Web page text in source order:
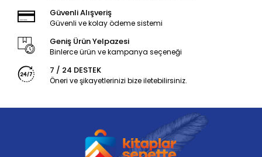
Güvenli Alışveriş
Güvenli ve kolay ödeme sistemi
Geniş Ürün Yelpazesi
Binlerce ürün ve kampanya seçeneği
7 / 24 DESTEK
Öneri ve şikayetlerinizi bize iletebilirsiniz.